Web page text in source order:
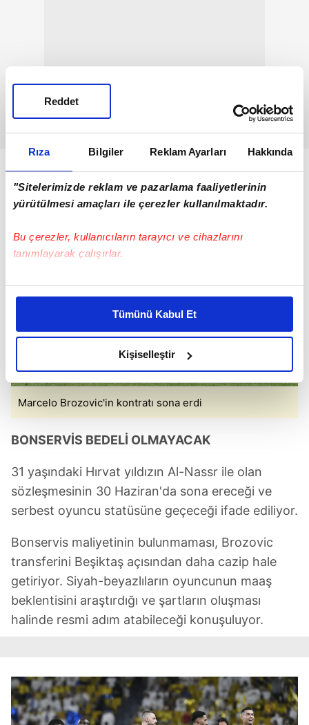
Rıza Bilgiler Reklam Ayarları Hakkında
"Sitelerimizde reklam ve pazarlama faaliyetlerinin
yürütülmesi amaçları ile çerezler kullanılmaktadır.
Bu çerezler, kullanıcıların tarayıcı ve cihazlarını
tanımlayarak çalışırlar.
Bu çerezlere izin vermeniz halinde sizlere özel
daha iyi reklam deneyimi yaşatabiliriz. Bunu yaparken
amacımızın size daha iyi bir reklam deneyimi sunmak
olduğunu ve sizlere en iyi içerikleri sunabilmek adına
elimizden gelen çabayı gösterdiğimizi ve bu noktada,
reklamların maliyetlerimizi karşılamak noktasında tek gelir
kalemimiz olduğunu sizlere hatırlatmak isteriz.
Her halükârda, kullanıcılar, bu çerezlere izin vermedikleri
gösterilmeyecektir."
Sizlere daha iyi bir hizmet sunabilmek için İnternet
Sitemizde kendimize ve üçüncü kişilere ait çerezler
kullanılmaktadır. Bu çerezler vasıtasıyla çeşitli kişisel
verileriniz işlenmekte olup gerekli olan çerezler bilgi
toplumu hizmetlerinin sunulması amacıyla
kullanılmaktadır. Diğer çerezler, sitemizin daha işlevsel
kılınması ve kişiselleştirilmesi ve sizlere yönelik
reklam/pazarlama faaliyetlerinin yapılması, amaçlarıyla
vasıtasıyla belirleyebilirsiniz. Çerezlere ilişkin detaylı bilgi
için Ayarlar butonuna tıklayabilir, Çerez Bilgilendirme
Metnimiziziyaret edebilirsiniz.
Tümünü Kabul Et
Kişiselleştir
Reddet
Marcelo Brozovic'in kontratı sona erdi
BONSERVİS BEDELİ OLMAYACAK
31 yaşındaki Hırvat yıldızın Al-Nassr ile olan
sözleşmesinin 30 Haziran'da sona ereceği ve
serbest oyuncu statüsüne geçeceği ifade ediliyor.
Bonservis maliyetinin bulunmaması, Brozovic
transferini Beşiktaş açısından daha cazip hale
getiriyor. Siyah-beyazlıların oyuncunun maaş
beklentisini araştırdığı ve şartların oluşması
halinde resmi adım atabileceği konuşuluyor.